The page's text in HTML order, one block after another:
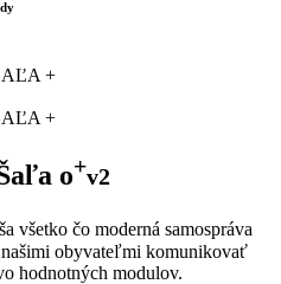
o+v2
všetko čo moderná samospráva
našimi obyvateľmi komunikovať
hodnotných modulov.